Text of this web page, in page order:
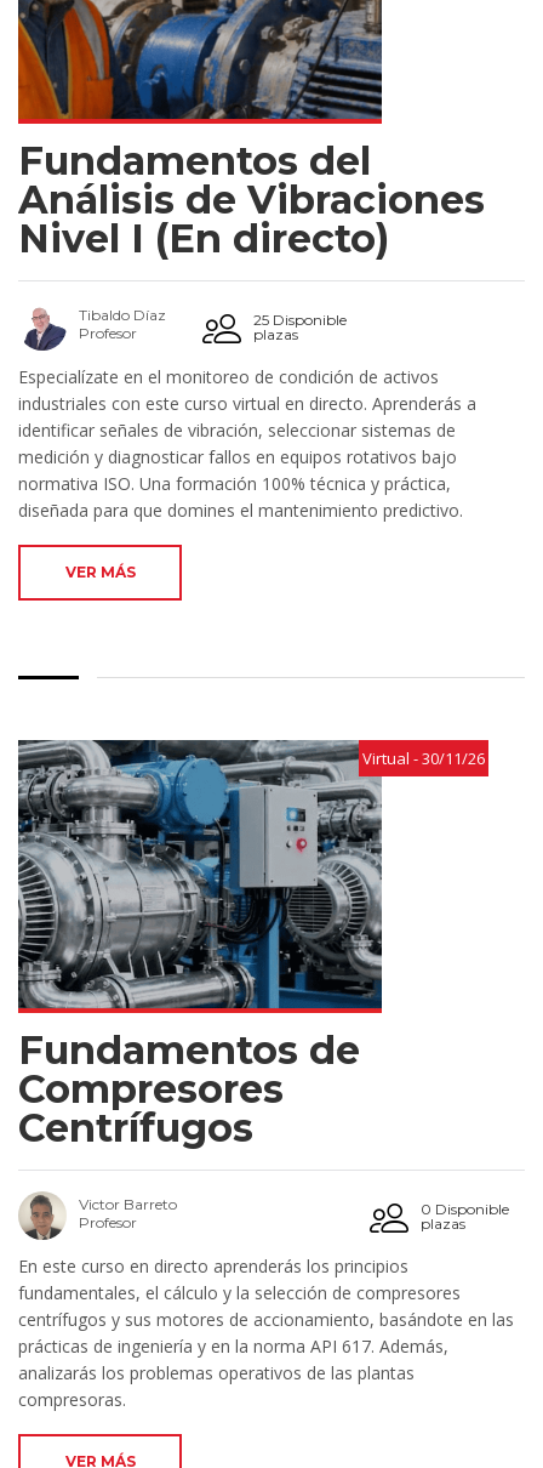
Fundamentos del
Análisis de Vibraciones
Nivel I (En directo)
Tibaldo Díaz
Profesor
25 Disponible
plazas
Especialízate en el monitoreo de condición de activos
industriales con este curso virtual en directo. Aprenderás a
identificar señales de vibración, seleccionar sistemas de
medición y diagnosticar fallos en equipos rotativos bajo
normativa ISO. Una formación 100% técnica y práctica,
diseñada para que domines el mantenimiento predictivo.
VER MÁS
Virtual - 30/11/26
Fundamentos de
Compresores
Centrífugos
Victor Barreto
Profesor
0 Disponible
plazas
En este curso en directo aprenderás los principios
fundamentales, el cálculo y la selección de compresores
centrífugos y sus motores de accionamiento, basándote en las
prácticas de ingeniería y en la norma API 617. Además,
analizarás los problemas operativos de las plantas
compresoras.
VER MÁS